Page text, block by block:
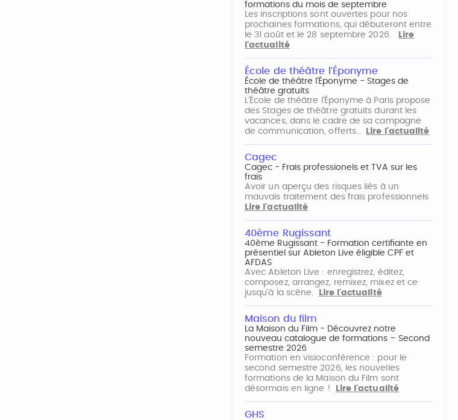
formations du mois de septembre
Les inscriptions sont ouvertes pour nos
prochaines formations, qui débuteront entre
le 31 août et le 28 septembre 2026.
Lire
l'actualité
École de théâtre l'Éponyme
École de théâtre l'Éponyme - Stages de
théâtre gratuits
L'École de théâtre l'Éponyme à Paris propose
des Stages de théâtre gratuits durant les
vacances, dans le cadre de sa campagne
de communication, offerts…
Lire l'actualité
Cagec
Cagec - Frais professionels et TVA sur les
frais
Avoir un aperçu des risques liés à un
mauvais traitement des frais professionnels
Lire l'actualité
40ème Rugissant
40ème Rugissant - Formation certifiante en
présentiel sur Ableton Live éligible CPF et
AFDAS
Avec Ableton Live : enregistrez, éditez,
composez, arrangez, remixez, mixez et ce
jusqu'à la scène.
Lire l'actualité
Maison du film
La Maison du Film - Découvrez notre
nouveau catalogue de formations – Second
semestre 2026
Formation en visioconférence : pour le
second semestre 2026, les nouvelles
formations de la Maison du Film sont
désormais en ligne !
Lire l'actualité
GHS